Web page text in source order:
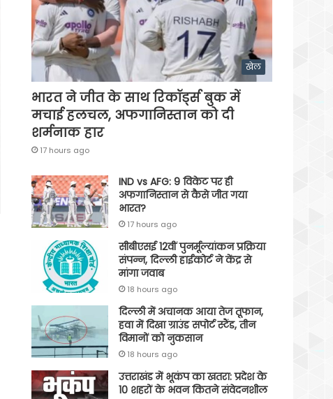
खेल
भारत ने जीत के साथ रिकॉर्ड्स बुक में
मचाई हलचल, अफगानिस्तान को दी
शर्मनाक हार
17 hours ago
IND vs AFG: 9 विकेट पर ही
अफगानिस्तान से कैसे जीत गया
भारत?
17 hours ago
सीबीएसई 12वीं पुनर्मूल्यांकन प्रक्रिया
संपन्न, दिल्ली हाईकोर्ट ने केंद्र से
मांगा जवाब
18 hours ago
दिल्ली में अचानक आया तेज तूफान,
हवा में दिखा ग्राउंड सपोर्ट स्टैंड, तीन
विमानों को नुकसान
18 hours ago
उत्तराखंड में भूकंप का खतरा: प्रदेश के
10 शहरों के भवन कितने संवेदनशील